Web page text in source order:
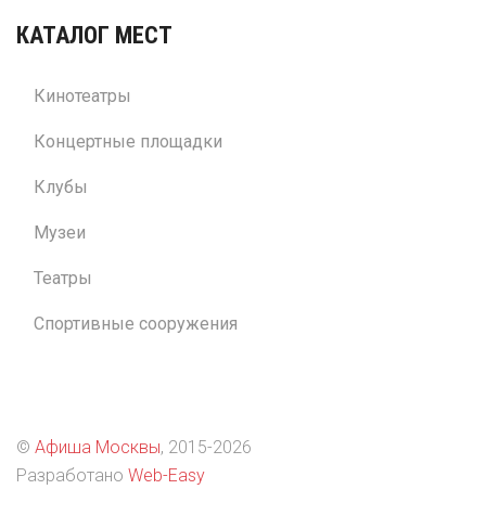
КАТАЛОГ МЕСТ
Кинотеатры
Концертные площадки
Клубы
Музеи
Театры
Спортивные сооружения
© Афиша Москвы, 2015-2026
Разработано Web-Easy